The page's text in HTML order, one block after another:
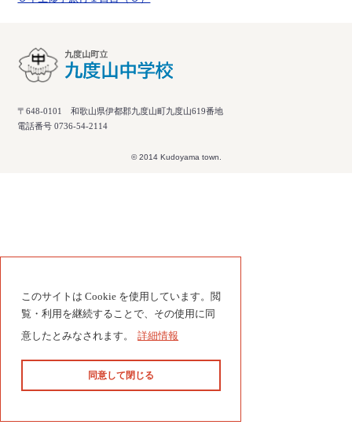
このサイトは Cookie を使用しています。閲
覧・利用を継続することで、その使用に同
意したとみなされます。 詳細情報
同意して閉じる
〒648-0101 和歌山県伊都郡九度山町九度山619番地
電話番号 0736-54-2114
© 2014 Kudoyama town.